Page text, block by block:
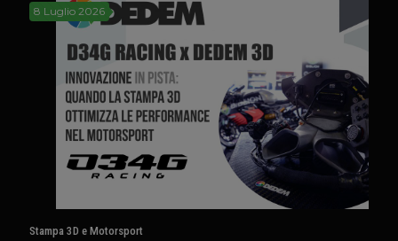
8 Luglio 2026
Stampa 3D e Motorsport